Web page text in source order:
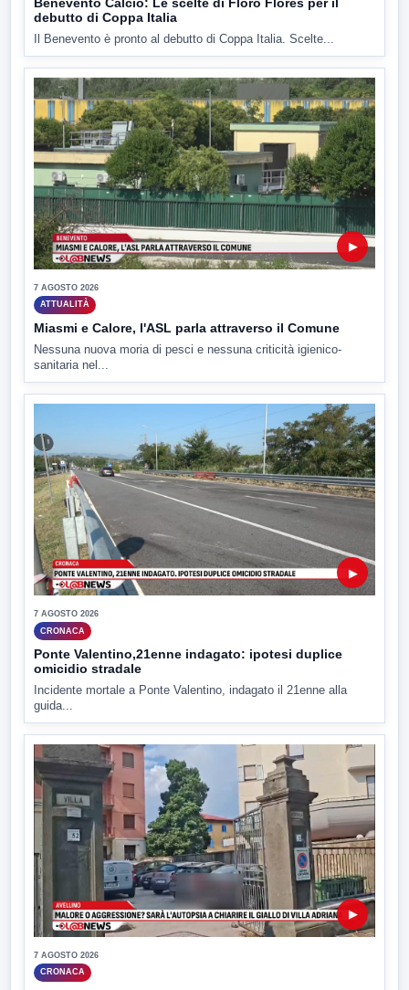
debutto di Coppa Italia
Il Benevento è pronto al debutto di Coppa Italia. Scelte...
▶
7 AGOSTO 2026
ATTUALITÀ
Miasmi e Calore, l'ASL parla attraverso il Comune
Nessuna nuova moria di pesci e nessuna criticità igienico-
sanitaria nel...
▶
7 AGOSTO 2026
CRONACA
Ponte Valentino,21enne indagato: ipotesi duplice
omicidio stradale
Incidente mortale a Ponte Valentino, indagato il 21enne alla
guida...
▶
7 AGOSTO 2026
CRONACA